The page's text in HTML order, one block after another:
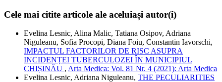
Cele mai citite articole ale aceluiași autor(i)
Evelina Lesnic, Alina Malic, Tatiana Osipov, Adriana
Niguleanu, Sofia Procopi, Diana Foiu, Constantin Iavorschi,
IMPACTUL FACTORILOR DE RISC ASUPRA
INCIDENȚEI TUBERCULOZEI ÎN MUNICIPIUL
CHIȘINĂU , Arta Medica: Vol. 81 Nr. 4 (2021): Arta Medica
Evelina Lesnic, Adriana Niguleanu, THE PECULIARITIES